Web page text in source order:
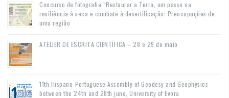
Concurso de fotografia “Restaurar a Terra, um passo na
resiliência à seca e combate à desertificação: Preocupações de
uma região
ATELIER DE ESCRITA CIENTÍFICA – 28 e 29 de maio
11th Hispano-Portuguese Assembly of Geodesy and Geophysics:
between the 24th and 28th june, University of Évora